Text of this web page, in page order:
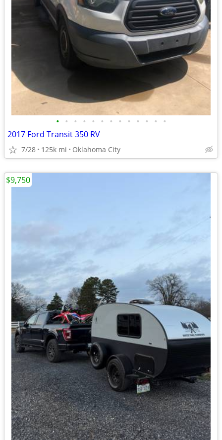
• • • • • • • • • • • • •
2017 Ford Transit 350 RV
7/28 125k mi Oklahoma City
$9,750